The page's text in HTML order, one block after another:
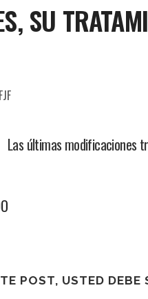
SU
Las últimas
POST, USTED